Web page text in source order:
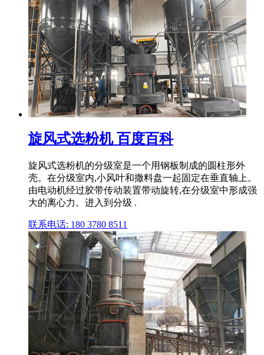
旋风式选粉机 百度百科
旋风式选粉机的分级室是一个用钢板制成的圆柱形外
壳。在分级室内,小风叶和撒料盘一起固定在垂直轴上。
由电动机经过胶带传动装置带动旋转,在分级室中形成强
大的离心力。进入到分级 .
联系电话: 180 3780 8511